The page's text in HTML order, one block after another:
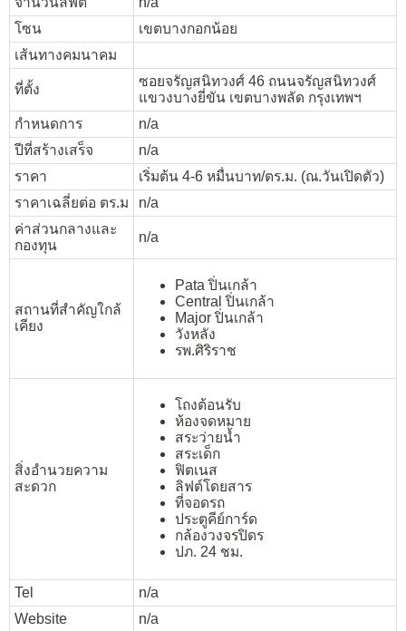
โซน
เขตบางกอกน้อย
เส้นทางคมนาคม
ที่ตั้ง
ซอยจรัญสนิทวงศ์ 46 ถนนจรัญสนิทวงศ์
แขวงบางยี่ขัน เขตบางพลัด กรุงเทพฯ
กำหนดการ
n/a
ปีที่สร้างเสร็จ
n/a
ราคา
เริ่มต้น 4-6 หมื่นบาท/ตร.ม. (ณ.วันเปิดตัว)
ราคาเฉลี่ยต่อ ตร.ม
n/a
ค่าส่วนกลางและ
กองทุน
n/a
สถานที่สำคัญใกล้
เคียง
Pata ปิ่นเกล้า
Central ปิ่นเกล้า
Major ปิ่นเกล้า
วังหลัง
รพ.ศิริราช
สิ่งอำนวยความ
สะดวก
โถงต้อนรับ
ห้องจดหมาย
สระว่ายน้ำ
สระเด็ก
ฟิตเนส
ลิฟต์โดยสาร
ที่จอดรถ
ประตูคีย์การ์ด
กล้องวงจรปิดร
ปภ. 24 ชม.
Tel
n/a
Website
n/a